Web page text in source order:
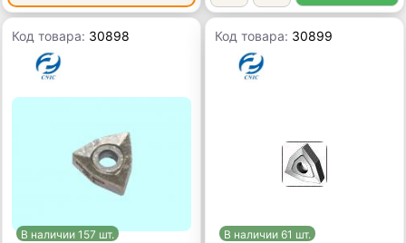
Код товара: 30898
В наличии 157 шт.
Код товара: 30899
В наличии 61 шт.